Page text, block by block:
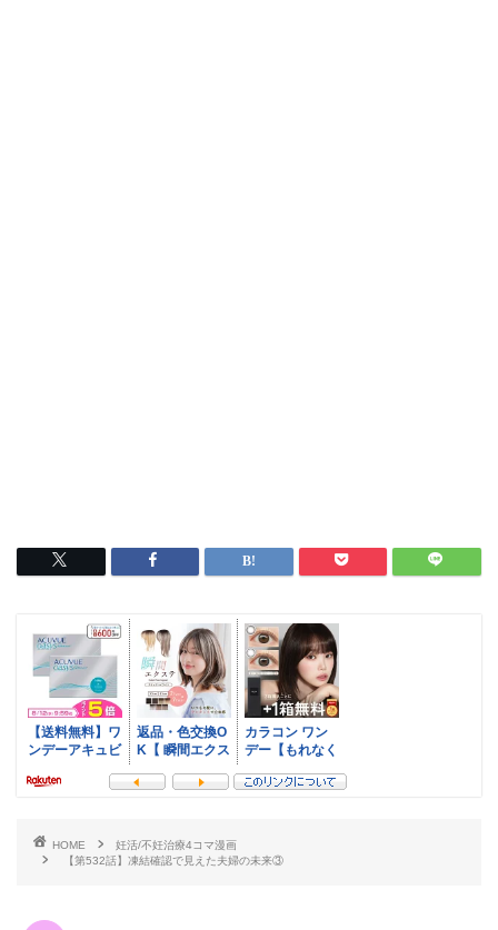
HOME
妊活/不妊治療4コマ漫画
【第532話】凍結確認で見えた夫婦の未来③